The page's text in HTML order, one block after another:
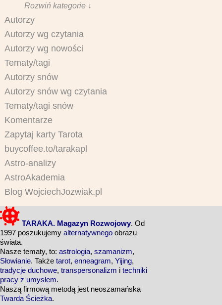
Rozwiń kategorie ↓
Autorzy
Autorzy wg czytania
Autorzy wg nowości
Tematy/tagi
Autorzy snów
Autorzy snów wg czytania
Tematy/tagi snów
Komentarze
Zapytaj karty Tarota
buycoffee.to/tarakapl
Astro-analizy
AstroAkademia
Blog WojciechJozwiak.pl
TARAKA. Magazyn Rozwojowy. Od
1997 poszukujemy alternatywnego obrazu
świata.
Nasze tematy, to: astrologia, szamanizm,
Słowianie. Także tarot, enneagram, Yijing,
tradycje duchowe, transpersonalizm i techniki
pracy z umysłem.
Naszą firmową metodą jest neoszamańska
Twarda Ścieżka.